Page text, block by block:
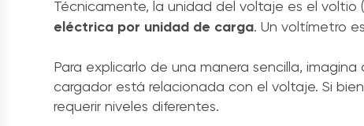
Técnicamente, la unidad del voltaje es el
eléctrica por unidad de carga. Un voltímetro
Para explicarlo de una manera sencilla,
cargador está relacionada con el voltaje. Si
requerir niveles diferentes.